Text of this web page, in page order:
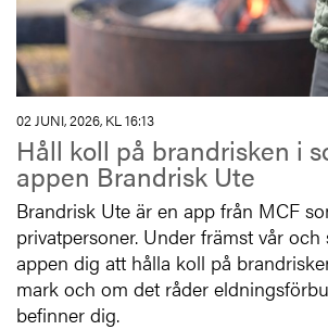
02 JUNI, 2026, KL 16:13
Håll koll på brandrisken i
appen Brandrisk Ute
Brandrisk Ute är en app från MCF
privatpersoner. Under främst vår
appen dig att hålla koll på
mark och om det råder
befinner dig.